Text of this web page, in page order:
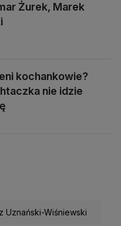
Żurek, Marek
kochankowie?
nie idzie
Uznański-Wiśniewski